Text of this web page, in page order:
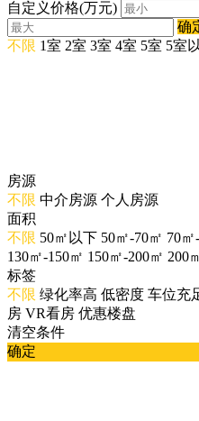
自定义价格(万元)
确
不限 1室 2室 3室 4室 5室 5室
房源
不限 中介房源 个人房源
面积
不限 50㎡以下 50㎡-70㎡ 70㎡
130㎡-150㎡ 150㎡-200㎡ 200
标签
不限 绿化率高 低密度 车位充
房 VR看房 优惠楼盘
清空条件
确定